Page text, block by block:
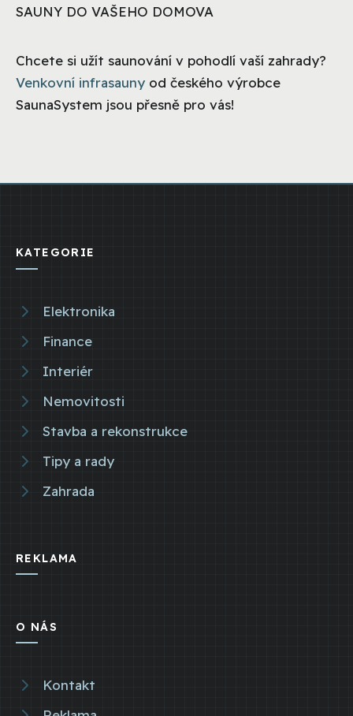
SAUNY DO VAŠEHO DOMOVA
Chcete si užít saunování v pohodlí vaší zahrady?
Venkovní infrasauny od českého výrobce
SaunaSystem jsou přesně pro vás!
KATEGORIE
Elektronika
Finance
Interiér
Nemovitosti
Stavba a rekonstrukce
Tipy a rady
Zahrada
REKLAMA
O NÁS
Kontakt